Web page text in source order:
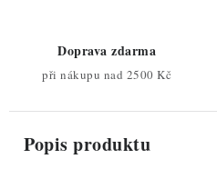
Doprava zdarma
při nákupu nad 2500 Kč
Popis produktu